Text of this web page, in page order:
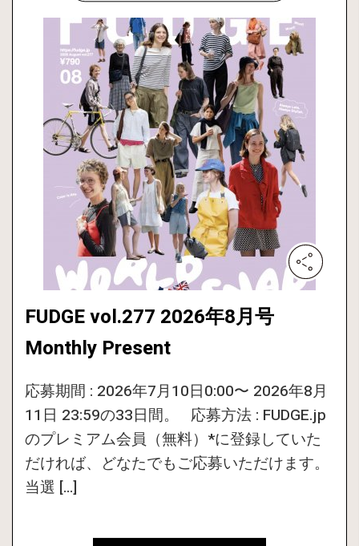
FUDGE vol.277 2026年8月号
Monthly Present
応募期間 : 2026年7月10日0:00〜 2026年8月
11日 23:59の33日間。 応募方法 : FUDGE.jp
のプレミアム会員（無料）*に登録していた
だければ、どなたでもご応募いただけます。
当選 […]